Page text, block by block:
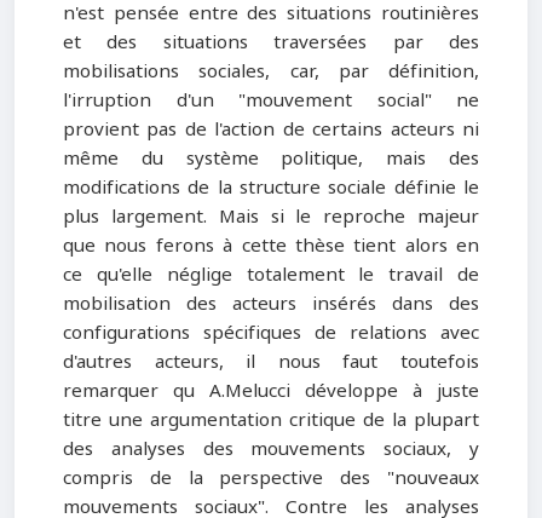
n'est pensée entre des situations routinières
et des situations traversées par des
mobilisations sociales, car, par définition,
l'irruption d'un "mouvement social" ne
provient pas de l'action de certains acteurs ni
même du système politique, mais des
modifications de la structure sociale définie le
plus largement. Mais si le reproche majeur
que nous ferons à cette thèse tient alors en
ce qu'elle néglige totalement le travail de
mobilisation des acteurs insérés dans des
configurations spécifiques de relations avec
d'autres acteurs, il nous faut toutefois
remarquer qu A.Melucci développe à juste
titre une argumentation critique de la plupart
des analyses des mouvements sociaux, y
compris de la perspective des "nouveaux
mouvements sociaux". Contre les analyses